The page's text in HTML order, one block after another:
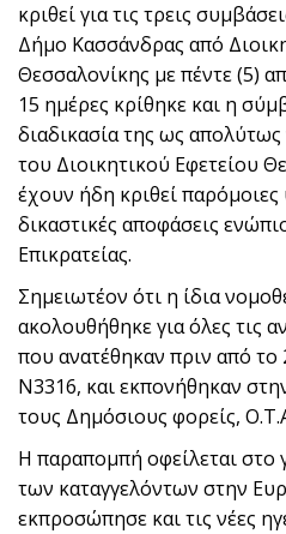
κριθεί για τις τρεις
Δήμο Κασσάνδρας από
Θεσσαλονίκης με πέντε (5)
15 ημέρες κρίθηκε και η
διαδικασία της ως
του Διοικητικού Εφετείου
έχουν ήδη κριθεί παρόμοιες
δικαστικές αποφάσεις
Επικρατείας.
Σημειωτέον ότι η ίδια
ακολουθήθηκε για όλες τις
που ανατέθηκαν πριν από το
Ν3316, και εκπονήθηκαν
τους Δημόσιους φορείς,
Η παραπομπή οφείλεται στο
των καταγγελόντων στην
εκπροσώπησε και τις νέες